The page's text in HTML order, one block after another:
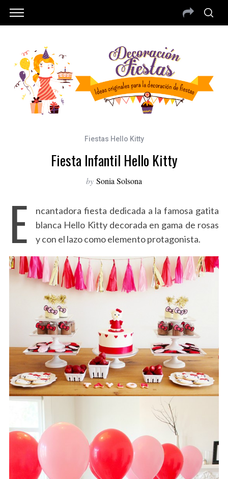
Fiestas Hello Kitty
Fiesta Infantil Hello Kitty
by Sonia Solsona
E
ncantadora fiesta dedicada a la famosa gatita
blanca Hello Kitty decorada en gama de rosas
y con el lazo como elemento protagonista.